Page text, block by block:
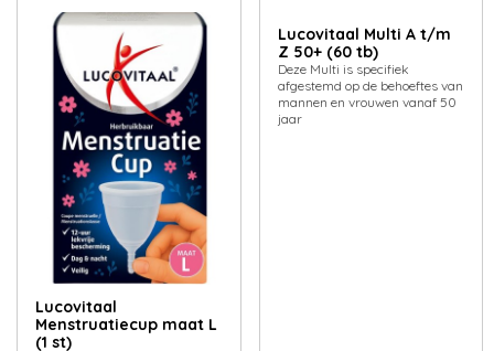
Lucovitaal
Menstruatiecup maat L
(1 st)
Lucovitaal Multi A t/m
Z 50+ (60 tb)
Deze Multi is specifiek
afgestemd op de behoeftes van
mannen en vrouwen vanaf 50
jaar